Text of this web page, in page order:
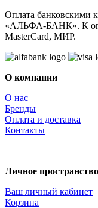
Оплата банковскими
«АЛЬФА-БАНК». К
MasterCard, МИР.
О компании
О нас
Бренды
Оплата и доставка
Контакты
Личное пространство
Ваш личный кабинет
Корзина